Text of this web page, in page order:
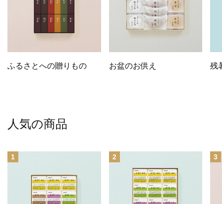
ふるさとへの贈りもの お盆のお供え 残
人気の商品
1 2 3